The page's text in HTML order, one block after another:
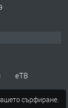
еТВ
сърфиране.